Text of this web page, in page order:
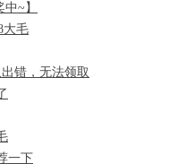
~】
大毛
错，无法领取
一下